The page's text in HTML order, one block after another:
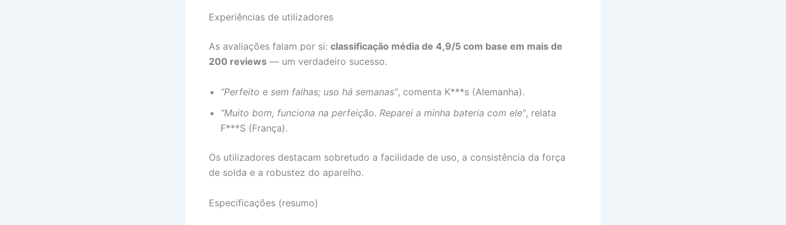
Experiências de utilizadores
As avaliações falam por si: classificação média de 4,9/5 com base em mais de
200 reviews — um verdadeiro sucesso.
“Perfeito e sem falhas; uso há semanas”, comenta K***s (Alemanha).
“Muito bom, funciona na perfeição. Reparei a minha bateria com ele”, relata
F***S (França).
Os utilizadores destacam sobretudo a facilidade de uso, a consistência da força
de solda e a robustez do aparelho.
Especificações (resumo)